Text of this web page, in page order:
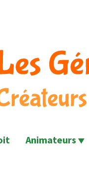
Animateurs